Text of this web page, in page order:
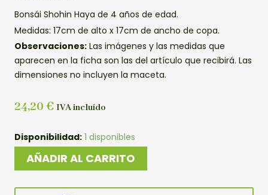
Bonsái Shohin Haya de 4 años de edad.
Medidas: 17cm de alto x 17cm de ancho de copa.
Observaciones: Las imágenes y las medidas que
aparecen en la ficha son las del artículo que recibirá. Las
dimensiones no incluyen la maceta.
24,20 € IVA incluído
Disponibilidad: 1 disponibles
SHOHIN
AÑADIR AL CARRITO